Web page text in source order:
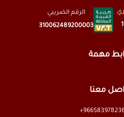
الرقم الضريبي
310062489200003
مهمة
معنا